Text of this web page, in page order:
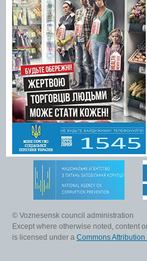
© Voznesensk council administration
Except where otherwise noted, content
is licensed under a Commons